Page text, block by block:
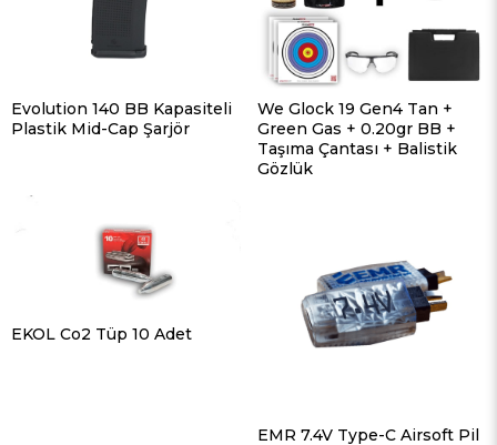
Evolution 140 BB Kapasiteli
Plastik Mid-Cap Şarjör
We Glock 19 Gen4 Tan +
Green Gas + 0.20gr BB +
Taşıma Çantası + Balistik
Gözlük
EKOL Co2 Tüp 10 Adet
EMR 7.4V Type-C Airsoft Pil